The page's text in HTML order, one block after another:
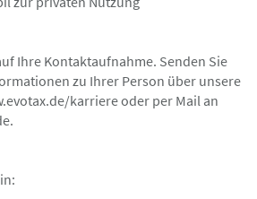
Marek PartGmbB
Ihre Kontaktaufnahme. Senden Sie
zu Ihrer Person über unsere
karriere oder per Mail an